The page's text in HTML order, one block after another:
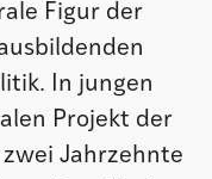
Figur der
In jungen
Projekt der
Jahrzehnte